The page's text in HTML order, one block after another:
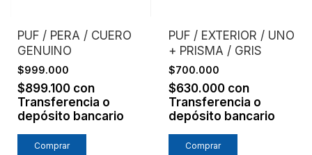
PUF / PERA / CUERO
GENUINO
$999.000
$899.100 con
Transferencia o
depósito bancario
PUF / EXTERIOR / UNO
+ PRISMA / GRIS
$700.000
$630.000 con
Transferencia o
depósito bancario